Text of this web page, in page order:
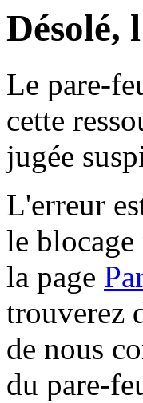
Désolé,
Le pare-
cette
jugée
L'erreur
le
la page
trouverez
de nous
du pare-